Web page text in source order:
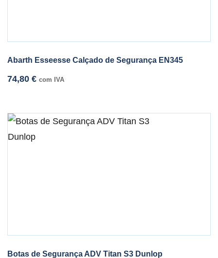
Abarth Esseesse Calçado de Segurança EN345
74,80 € com IVA
Botas de Segurança ADV Titan S3 Dunlop